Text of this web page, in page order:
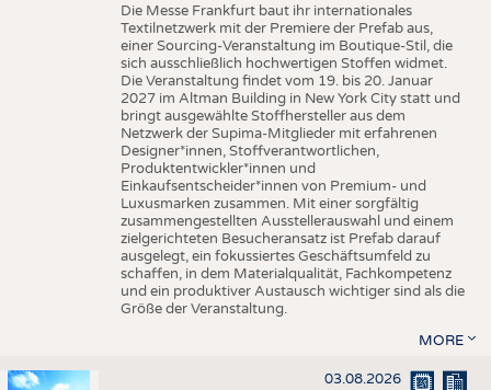
Die Messe Frankfurt baut ihr internationales
Textilnetzwerk mit der Premiere der Prefab aus,
einer Sourcing-Veranstaltung im Boutique-Stil, die
sich ausschließlich hochwertigen Stoffen widmet.
Die Veranstaltung findet vom 19. bis 20. Januar
2027 im Altman Building in New York City statt und
bringt ausgewählte Stoffhersteller aus dem
Netzwerk der Supima-Mitglieder mit erfahrenen
Designer*innen, Stoffverantwortlichen,
Produktentwickler*innen und
Einkaufsentscheider*innen von Premium- und
Luxusmarken zusammen. Mit einer sorgfältig
zusammengestellten Ausstellerauswahl und einem
zielgerichteten Besucheransatz ist Prefab darauf
ausgelegt, ein fokussiertes Geschäftsumfeld zu
schaffen, in dem Materialqualität, Fachkompetenz
und ein produktiver Austausch wichtiger sind als die
Größe der Veranstaltung.
MORE
03.08.2026